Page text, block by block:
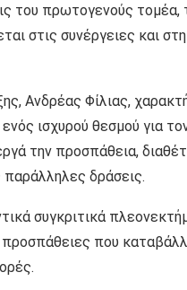
του πρωτογενούς τομέα,
στις συνέργειες και
Ανδρέας Φίλιας,
ισχυρού θεσμού για
την προσπάθεια,
παράλληλες δράσεις.
συγκριτικά
που